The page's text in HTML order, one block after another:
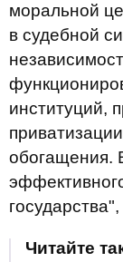
моральной
в судебной
институций,
обогащения.
Читайте